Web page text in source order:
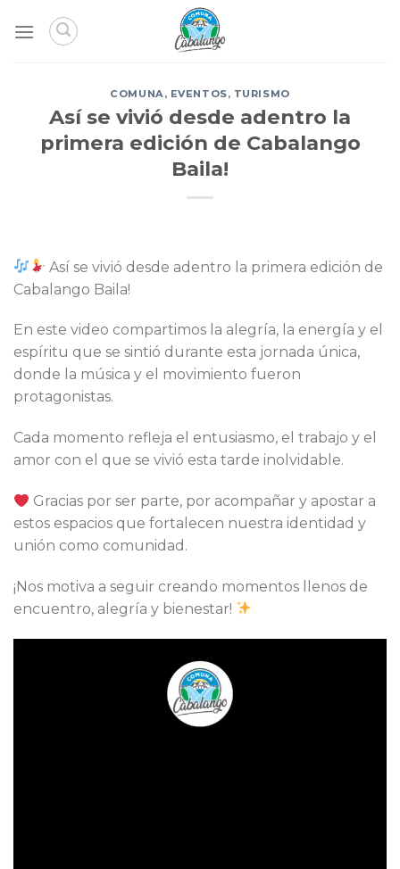
COMUNA, EVENTOS, TURISMO
Así se vivió desde adentro la
primera edición de Cabalango
Baila!
Así se vivió desde adentro la primera edición de
Cabalango Baila!
En este video compartimos la alegría, la energía y el
espíritu que se sintió durante esta jornada única,
donde la música y el movimiento fueron
protagonistas.
Cada momento refleja el entusiasmo, el trabajo y el
amor con el que se vivió esta tarde inolvidable.
Gracias por ser parte, por acompañar y apostar a
estos espacios que fortalecen nuestra identidad y
unión como comunidad.
¡Nos motiva a seguir creando momentos llenos de
encuentro, alegría y bienestar!